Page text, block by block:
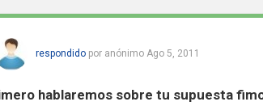
respondido por anónimo Ago 5, 2011
hablaremos sobre tu supuesta